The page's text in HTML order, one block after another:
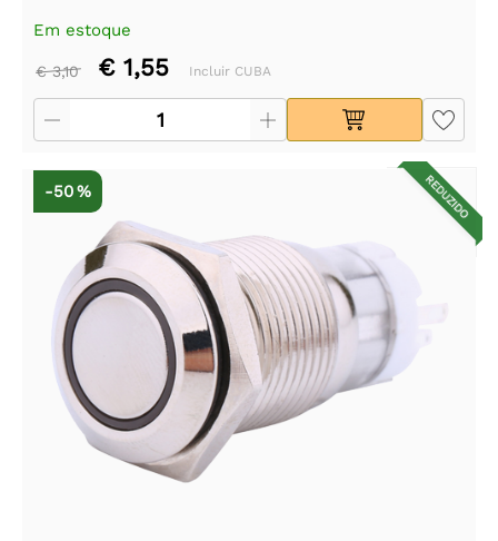
Em estoque
€ 3,10 € 1,55 Incluir CUBA
REDUZIDO
-50 %